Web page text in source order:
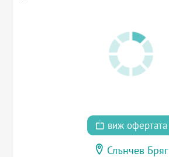
виж офертата
Слънчев Бряг